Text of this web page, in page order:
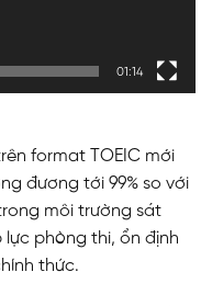
01:14
format TOEIC mới
đương tới 99% so với
môi trường sát
phòng thi, ổn định
thức.